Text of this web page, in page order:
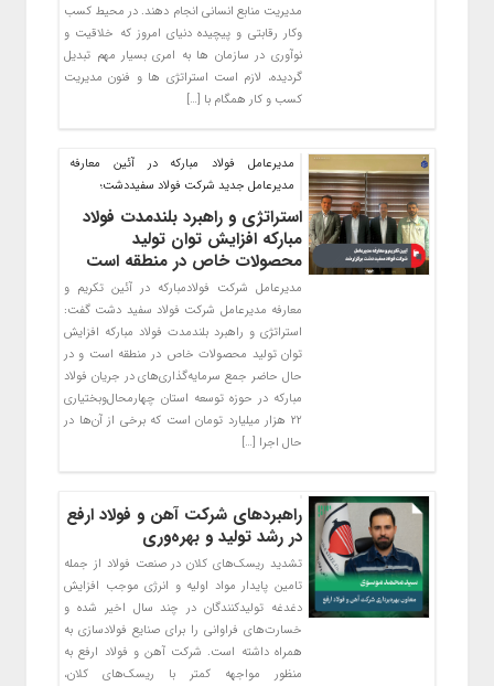
مدیریت منابع انسانی انجام دهند. در محیط کسب
وکار رقابتی و پیچیده دنیای امروز که خلاقیت و
نوآوری در سازمان ها به امری بسیار مهم تبدیل
گردیده، لازم است استراتژی ها و فنون مدیریت
کسب و کار همگام با […]
مدیرعامل فولاد مبارکه در آئین معارفه
مدیرعامل جدید شرکت فولاد سفیددشت؛
استراتژی و راهبرد بلندمدت فولاد
مبارکه افزایش توان تولید
محصولات خاص در منطقه است
مدیرعامل شرکت فولادمبارکه در آئین تکریم و
معارفه مدیرعامل شرکت فولاد سفید دشت گفت:
استراتژی و راهبرد بلندمدت فولاد مبارکه افزایش
توان تولید محصولات خاص در منطقه است و در
حال حاضر جمع سرمایه‌گذاری‌های در جریان فولاد
مبارکه در حوزه توسعه استان چهارمحال‌وبختیاری
۲۲ هزار میلیارد تومان است که برخی از آن‌ها در
حال اجرا […]
راهبردهای شرکت آهن و فولاد ارفع
در رشد تولید و بهره‌وری
تشدید ریسک‌های کلان در صنعت فولاد از جمله
تامین پایدار مواد اولیه و انرژی موجب افزایش
دغدغه تولیدکنندگان در چند سال اخیر شده و
خسارت‌های فراوانی را برای صنایع فولادسازی به
همراه داشته است. شرکت آهن و فولاد ارفع به
منظور مواجهه کمتر با ریسک‌های کلان،